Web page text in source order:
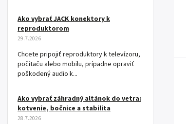
Ako vybrať JACK konektory k
reproduktorom
29.7.2026
Chcete pripojiť reproduktory k televízoru,
počítaču alebo mobilu, prípadne opraviť
poškodený audio k...
Ako vybrať záhradný altánok do vetra:
kotvenie, bočnice a stabilita
28.7.2026